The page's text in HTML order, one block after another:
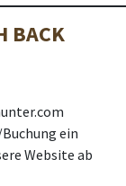
BACK
ein
Website ab